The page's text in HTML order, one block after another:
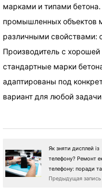
марками и типами
промышленных объектов
различными свойствами:
Производитель с хорошей
стандартные марки
адаптированы под
вариант для любой
Як зняти дисплей із
телефону? Ремонт
телефону: поради
Предыдущая запись